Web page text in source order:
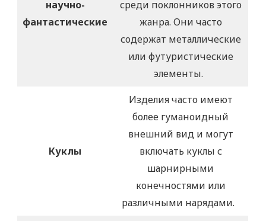
научно-
фантастические
среди поклонников этого
жанра. Они часто
содержат металлические
или футуристические
элементы.
Куклы
Изделия часто имеют
более гуманоидный
внешний вид и могут
включать куклы с
шарнирными
конечностями или
различными нарядами.